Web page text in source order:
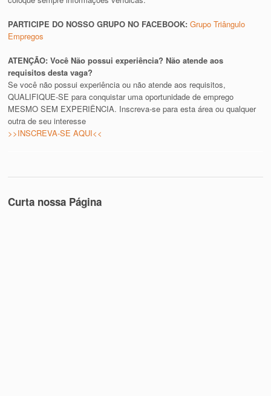
PARTICIPE DO NOSSO GRUPO NO FACEBOOK:Grupo Triângulo
Empregos
ATENÇÃO: Você Não possui experiência? Não atende aos
requisitos desta vaga?
Se você não possui experiência ou não atende aos requisitos,
QUALIFIQUE-SE para conquistar uma oportunidade de emprego
MESMO SEM EXPERIÊNCIA. Inscreva-se para esta área ou qualquer
outra de seu interesse
>>INSCREVA-SE AQUI<<
Curta nossa Página